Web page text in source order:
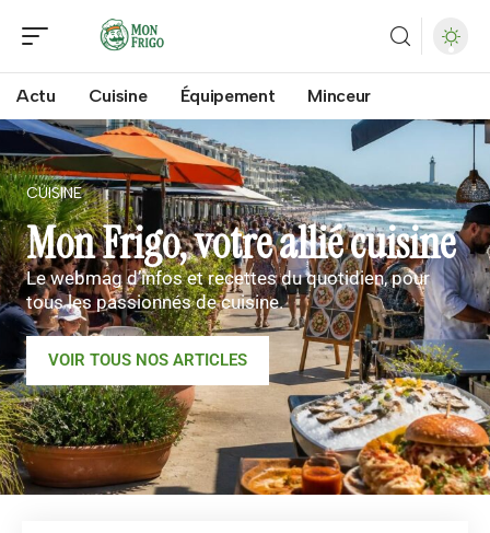
Actu Cuisine Équipement Minceur
CUISINE
Mon Frigo, votre allié cuisine
Le webmag d’infos et recettes du quotidien, pour
tous les passionnés de cuisine.
VOIR TOUS NOS ARTICLES